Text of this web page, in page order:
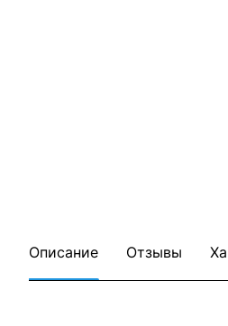
Описание Отзывы